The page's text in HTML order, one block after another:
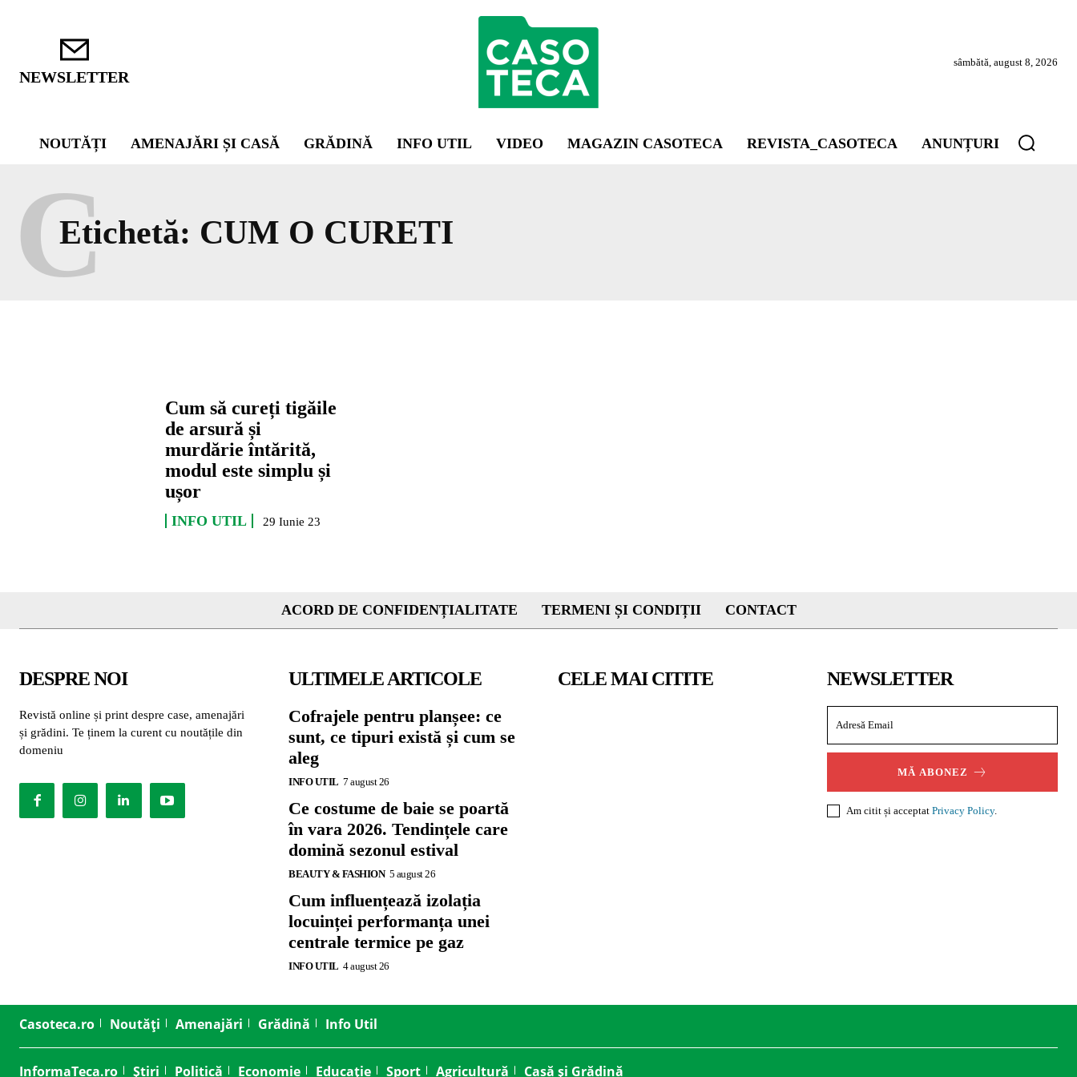
NEWSLETTER
sâmbătă, august 8, 2026
NOUTĂȚI AMENAJĂRI ȘI CASĂ GRĂDINĂ INFO UTIL VIDEO MAGAZIN CASOTECA REVISTA_CASOTECA ANUNȚURI
Etichetă: CUM O CURETI
C
Cum să cureți tigăile
de arsură și
murdărie întărită,
modul este simplu și
ușor
INFO UTIL 29 Iunie 23
ACORD DE CONFIDENȚIALITATE TERMENI ȘI CONDIȚII CONTACT
DESPRE NOI
Revistă online și print despre case, amenajări
și grădini. Te ținem la curent cu noutățile din
domeniu
ULTIMELE ARTICOLE
Cofrajele pentru planșee: ce
sunt, ce tipuri există și cum se
aleg
INFO UTIL 7 august 26
Ce costume de baie se poartă
în vara 2026. Tendințele care
domină sezonul estival
BEAUTY & FASHION 5 august 26
Cum influențează izolația
locuinței performanța unei
centrale termice pe gaz
INFO UTIL 4 august 26
CELE MAI CITITE NEWSLETTER
MĂ ABONEZ
Am citit și acceptat Privacy Policy.
Casoteca.ro Noutăți Amenajări Grădină Info Util
InformaTeca.ro Știri Politică Economie Educație Sport Agricultură Casă și Grădină